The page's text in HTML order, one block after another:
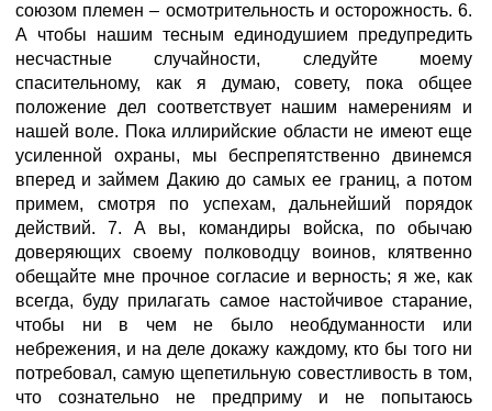
союзом племен – осмотрительность и осторожность. 6.
А чтобы нашим тесным единодушием предупредить
несчастные случайности, следуйте моему
спасительному, как я думаю, совету, пока общее
положение дел соответствует нашим намерениям и
нашей воле. Пока иллирийские области не имеют еще
усиленной охраны, мы беспрепятственно двинемся
вперед и займем Дакию до самых ее границ, а потом
примем, смотря по успехам, дальнейший порядок
действий. 7. А вы, командиры войска, по обычаю
доверяющих своему полководцу воинов, клятвенно
обещайте мне прочное согласие и верность; я же, как
всегда, буду прилагать самое настойчивое старание,
чтобы ни в чем не было необдуманности или
небрежения, и на деле докажу каждому, кто бы того ни
потребовал, самую щепетильную совестливость в том,
что сознательно не предприму и не попытаюсь